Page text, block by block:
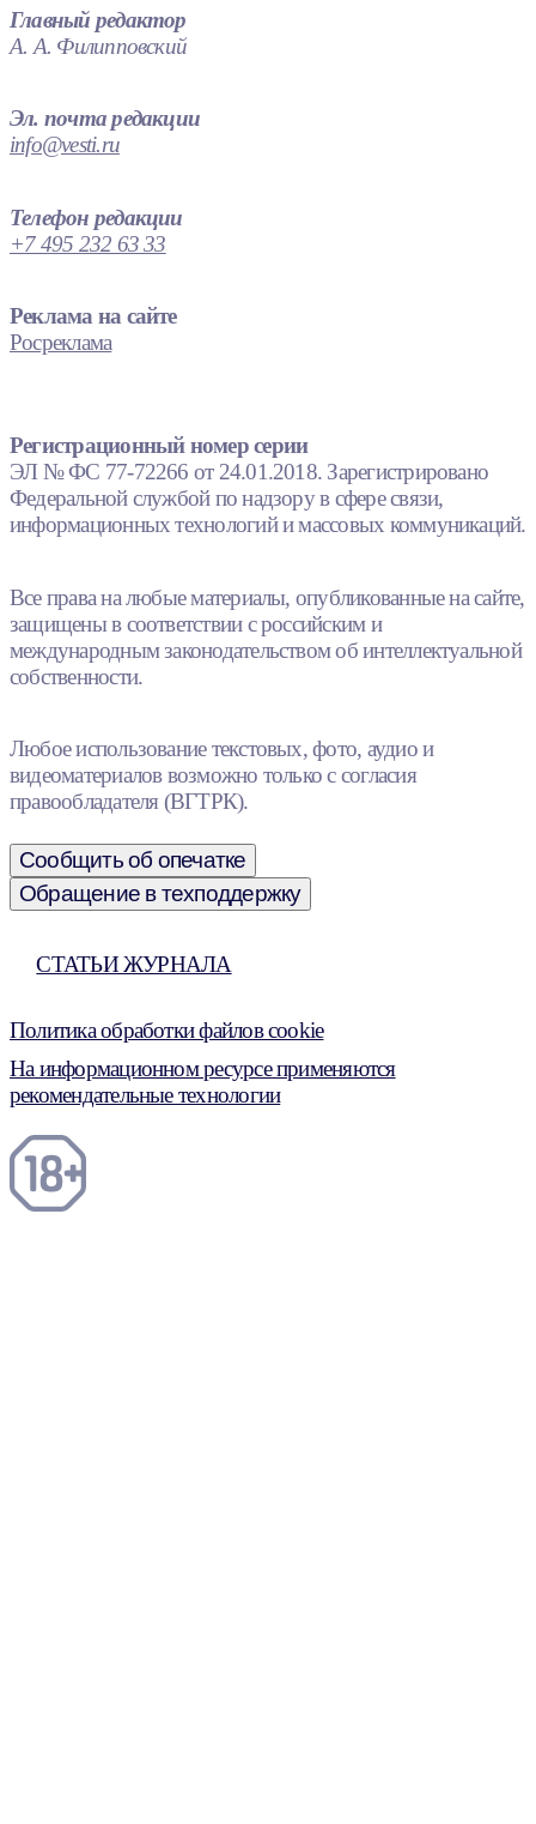
Главный редактор
А. А. Филипповский
Эл. почта редакции
info@vesti.ru
Телефон редакции
+7 495 232 63 33
Реклама на сайте
Росреклама
Регистрационный номер серии
ЭЛ № ФС 77-72266 от 24.01.2018. Зарегистрировано
Федеральной службой по надзору в сфере связи,
информационных технологий и массовых коммуникаций.
Все права на любые материалы, опубликованные на сайте,
защищены в соответствии с российским и
международным законодательством об интеллектуальной
собственности.
Любое использование текстовых, фото, аудио и
видеоматериалов возможно только с согласия
правообладателя (ВГТРК).
Сообщить об опечатке
Обращение в техподдержку
СТАТЬИ ЖУРНАЛА
Политика обработки файлов cookie
На информационном ресурсе применяются
рекомендательные технологии